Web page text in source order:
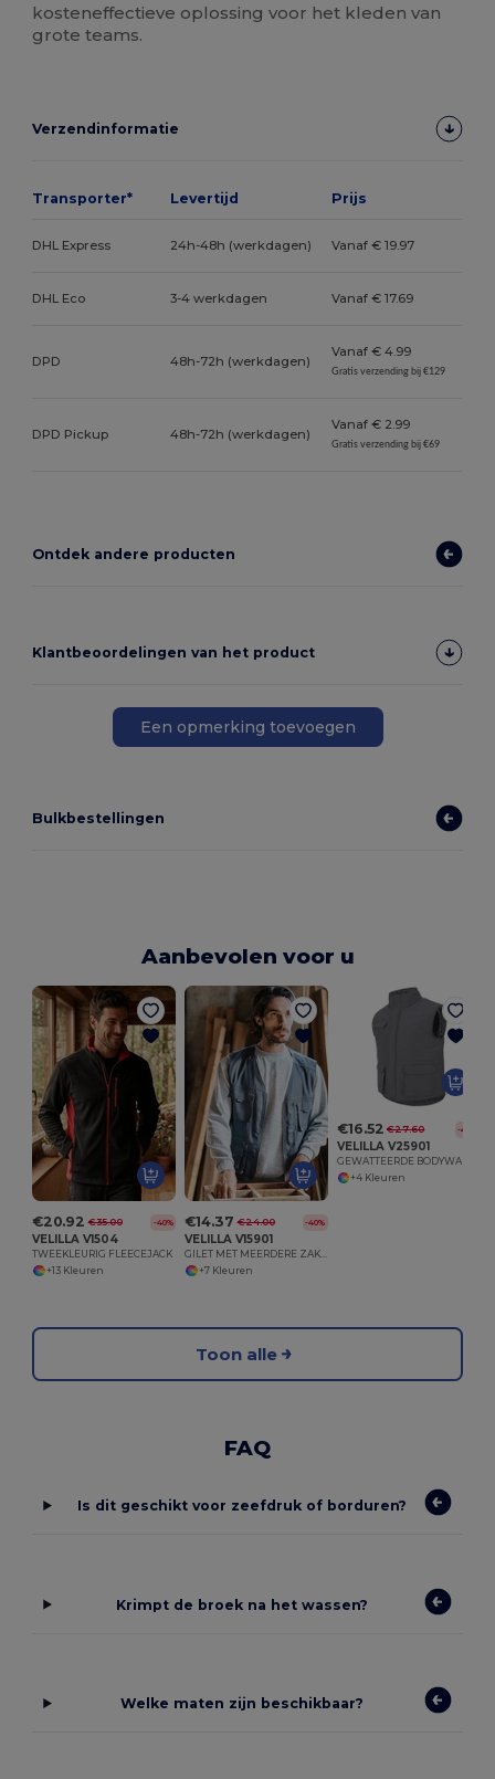
kosteneffectieve oplossing voor het kleden van
grote teams.
Verzendinformatie
Transporter* Levertijd Prijs
DHL Express 24h-48h (werkdagen) Vanaf € 19.97
DHL Eco 3-4 werkdagen Vanaf € 17.69
DPD 48h-72h (werkdagen)
Vanaf € 4.99
Gratis verzending bij €129
DPD Pickup 48h-72h (werkdagen)
Vanaf € 2.99
Gratis verzending bij €69
Ontdek andere producten
Klantbeoordelingen van het product
Een opmerking toevoegen
Bulkbestellingen
Aanbevolen voor u
€20.92 €35.00 -40%
VELILLA V1504
TWEEKLEURIG FLEECEJACK
+13 Kleuren
€14.37 €24.00 -40%
VELILLA V15901
GILET MET MEERDERE ZAKKEN
+7 Kleuren
€16.52 €27.60 -40%
VELILLA V25901
+4 Kleuren
Toon alle
FAQ
Is dit geschikt voor zeefdruk of borduren?
Krimpt de broek na het wassen?
Welke maten zijn beschikbaar?